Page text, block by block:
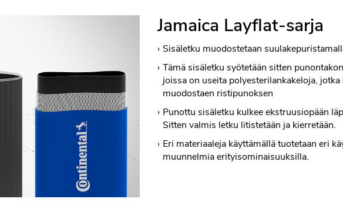
Jamaica Layflat-sarja
Sisäletku muodostetaan
Tämä sisäletku syötetään sitten
joissa on useita polyesterilankakeloja,
muodostaen ristipunoksen
Punottu sisäletku kulkee ekstruusiopään
Sitten valmis letku litistetään ja kierretään.
Eri materiaaleja käyttämällä tuotetaan eri
muunnelmia erityisominaisuuksilla.